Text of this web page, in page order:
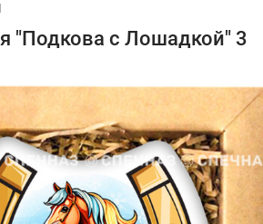
"Подкова с Лошадкой" 3